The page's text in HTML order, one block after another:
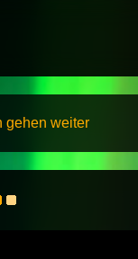
gehen weiter